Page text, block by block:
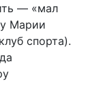
— «мал
Марии
спорта).